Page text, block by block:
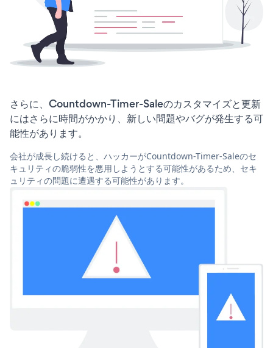
さらに、Countdown-Timer-Saleのカスタマイズと更新
にはさらに時間がかかり、新しい問題やバグが発生する可
能性があります。
会社が成長し続けると、ハッカーがCountdown-Timer-Saleのセ
キュリティの脆弱性を悪用しようとする可能性があるため、セキ
ュリティの問題に遭遇する可能性があります。